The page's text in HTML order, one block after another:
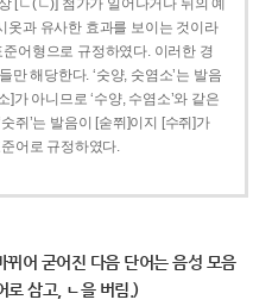
[ㄴ(ㄴ)] 첨가가 일어나거나 뒤의 예
옷과 유사한 효과를 보이는 것이라
준어형으로 규정하였다. 이러한 경
만 해당한다. ‘숫양, 숫염소’는 발음
]가 아니므로 ‘수양, 수염소’와 같은
쥐’는 발음이 [숟쮜]이지 [수쥐]가
어로 규정하였다.
뀌어 굳어진 다음 단어는 음성 모음
로 삼고, ㄴ을 버림.)